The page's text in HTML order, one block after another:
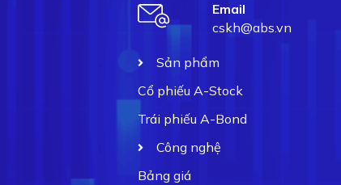
Email
cskh@abs.vn
Sản phẩm
Cổ phiếu A-Stock
Trái phiếu A-Bond
Công nghệ
Bảng giá